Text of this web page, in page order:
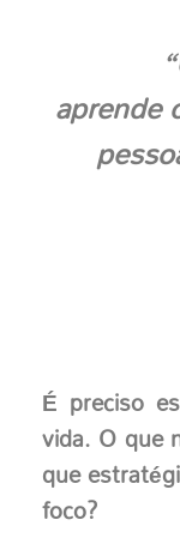
aprende
É preciso
vida. O que
que
foco?